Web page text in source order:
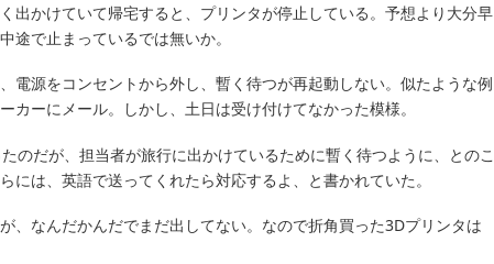
出かけていて帰宅すると、プリンタが停止している。予想より大分早
途で止まっているでは無いか。
電源をコンセントから外し、暫く待つが再起動しない。似たような例
カーにメール。しかし、土日は受け付けてなかった模様。
のだが、担当者が旅行に出かけているために暫く待つように、とのこ
には、英語で送ってくれたら対応するよ、と書かれていた。
、なんだかんだでまだ出してない。なので折角買った3Dプリンタは